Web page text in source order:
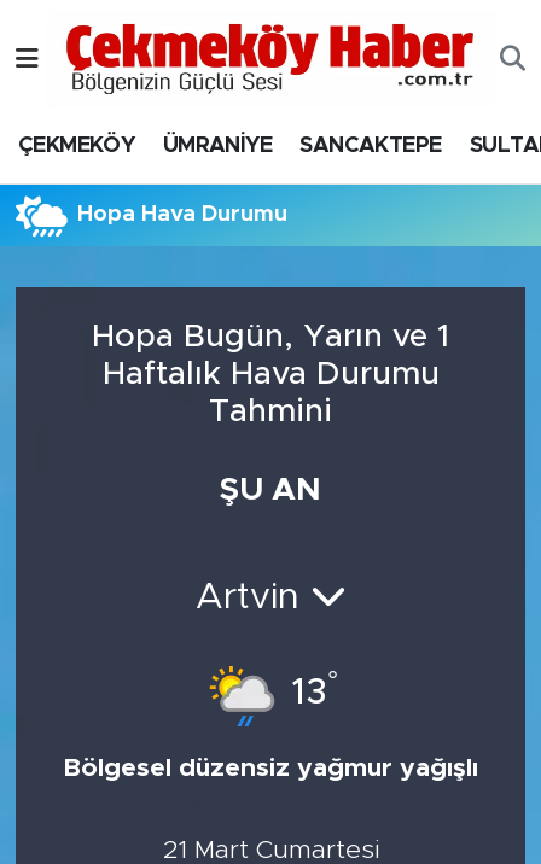
ÇEKMEKÖY ÜMRANİYE SANCAKTEPE
Hopa Hava Durumu
Hopa Bugün, Yarın ve 1
Haftalık Hava Durumu
Tahmini
ŞU AN
Artvin
13°
Bölgesel düzensiz yağmur yağışlı
21 Mart Cumartesi
Nöbetçi Eczaneler
Hava Durumu
Namaz Vakitleri
Süper Lig Puan Durumu ve Fikstür
Tüm Manşetler